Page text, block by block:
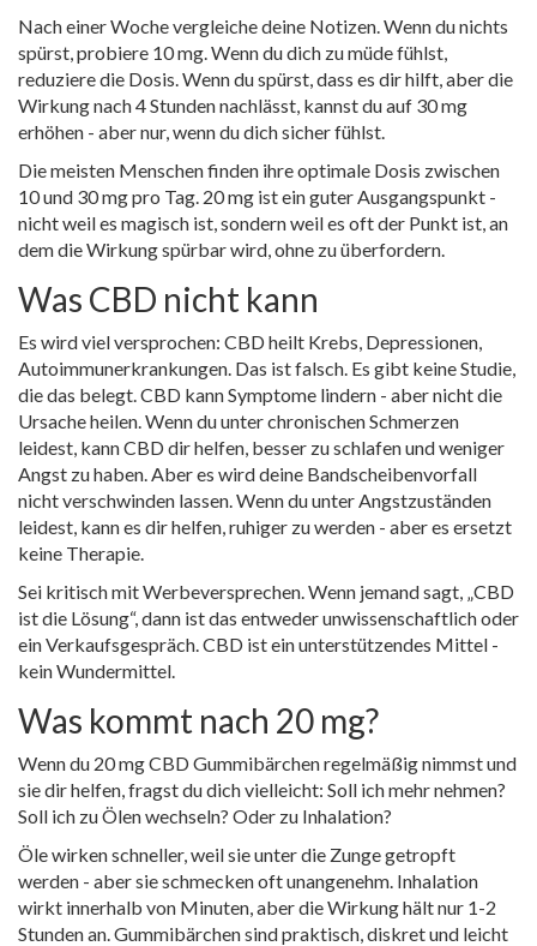
Nach einer Woche vergleiche deine Notizen. Wenn du nichts
spürst, probiere 10 mg. Wenn du dich zu müde fühlst,
reduziere die Dosis. Wenn du spürst, dass es dir hilft, aber die
Wirkung nach 4 Stunden nachlässt, kannst du auf 30 mg
erhöhen - aber nur, wenn du dich sicher fühlst.
Die meisten Menschen finden ihre optimale Dosis zwischen
10 und 30 mg pro Tag. 20 mg ist ein guter Ausgangspunkt -
nicht weil es magisch ist, sondern weil es oft der Punkt ist, an
dem die Wirkung spürbar wird, ohne zu überfordern.
Was CBD nicht kann
Es wird viel versprochen: CBD heilt Krebs, Depressionen,
Autoimmunerkrankungen. Das ist falsch. Es gibt keine Studie,
die das belegt. CBD kann Symptome lindern - aber nicht die
Ursache heilen. Wenn du unter chronischen Schmerzen
leidest, kann CBD dir helfen, besser zu schlafen und weniger
Angst zu haben. Aber es wird deine Bandscheibenvorfall
nicht verschwinden lassen. Wenn du unter Angstzuständen
leidest, kann es dir helfen, ruhiger zu werden - aber es ersetzt
keine Therapie.
Sei kritisch mit Werbeversprechen. Wenn jemand sagt, „CBD
ist die Lösung“, dann ist das entweder unwissenschaftlich oder
ein Verkaufsgespräch. CBD ist ein unterstützendes Mittel -
kein Wundermittel.
Was kommt nach 20 mg?
Wenn du 20 mg CBD Gummibärchen regelmäßig nimmst und
sie dir helfen, fragst du dich vielleicht: Soll ich mehr nehmen?
Soll ich zu Ölen wechseln? Oder zu Inhalation?
Öle wirken schneller, weil sie unter die Zunge getropft
werden - aber sie schmecken oft unangenehm. Inhalation
wirkt innerhalb von Minuten, aber die Wirkung hält nur 1-2
Stunden an. Gummibärchen sind praktisch, diskret und leicht